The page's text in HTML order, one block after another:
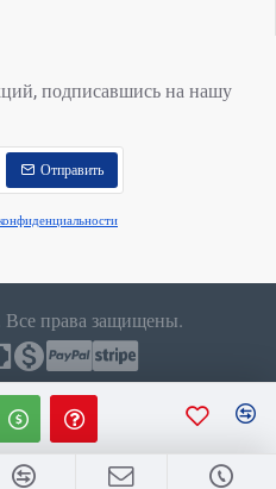
подписавшись на нашу
Отправить
права защищены.